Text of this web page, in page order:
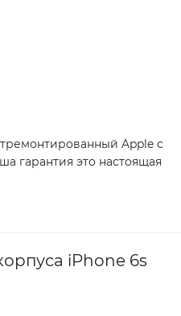
Apple с
гарантия это настоящая
iPhone 6s